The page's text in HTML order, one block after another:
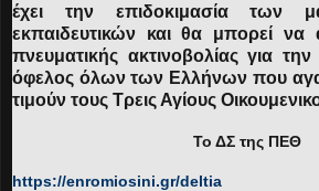
έχει την επιδοκιμασία των
εκπαιδευτικών και θα μπορεί να
πνευματικής ακτινοβολίας για
όφελος όλων των Ελλήνων που
τιμούν τους Τρεις Αγίους
Το ΔΣ της ΠΕΘ
https://enromiosini.gr/deltia